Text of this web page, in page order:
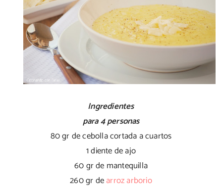
Ingredientes
para 4 personas
80 gr de cebolla cortada a cuartos
1 diente de ajo
60 gr de mantequilla
260 gr dearroz arborio